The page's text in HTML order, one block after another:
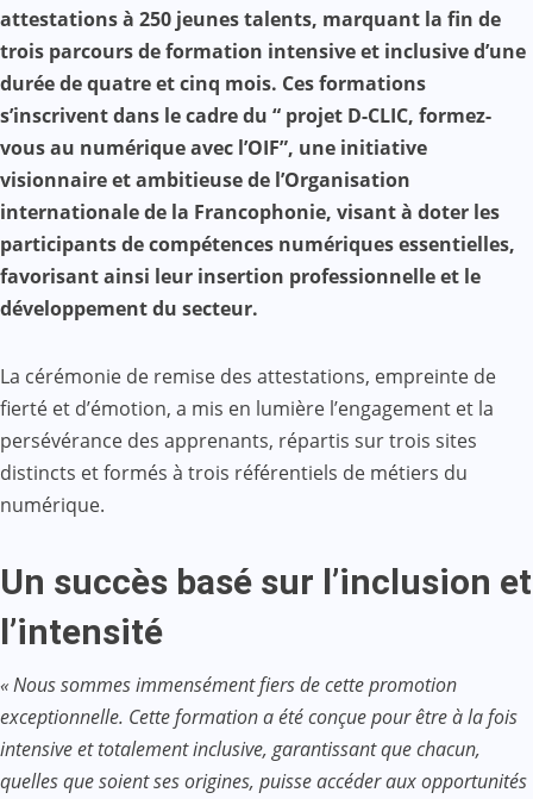
attestations à 250 jeunes talents, marquant la fin de
trois parcours de formation intensive et inclusive d’une
durée de quatre et cinq mois. Ces formations
s’inscrivent dans le cadre du “ projet D-CLIC, formez-
vous au numérique avec l’OIF”, une initiative
visionnaire et ambitieuse de l’Organisation
internationale de la Francophonie, visant à doter les
participants de compétences numériques essentielles,
favorisant ainsi leur insertion professionnelle et le
développement du secteur.
La cérémonie de remise des attestations, empreinte de
fierté et d’émotion, a mis en lumière l’engagement et la
persévérance des apprenants, répartis sur trois sites
distincts et formés à trois référentiels de métiers du
numérique.
Un succès basé sur l’inclusion et
l’intensité
« Nous sommes immensément fiers de cette promotion
exceptionnelle. Cette formation a été conçue pour être à la fois
intensive et totalement inclusive, garantissant que chacun,
quelles que soient ses origines, puisse accéder aux opportunités